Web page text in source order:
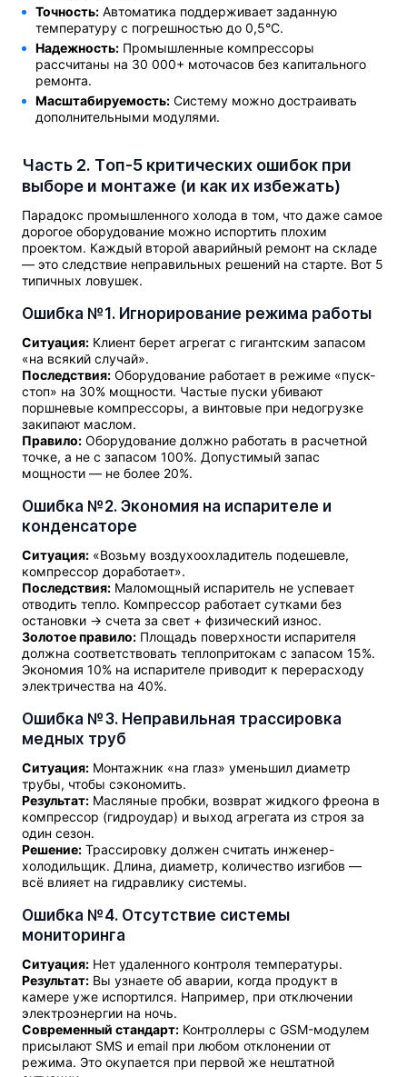
Точность: Автоматика поддерживает заданную
температуру с погрешностью до 0,5°C.
Надежность: Промышленные компрессоры
рассчитаны на 30 000+ моточасов без капитального
ремонта.
Масштабируемость: Систему можно достраивать
дополнительными модулями.
Часть 2. Топ-5 критических ошибок при
выборе и монтаже (и как их избежать)
Парадокс промышленного холода в том, что даже самое
дорогое оборудование можно испортить плохим
проектом. Каждый второй аварийный ремонт на складе
— это следствие неправильных решений на старте. Вот 5
типичных ловушек.
Ошибка №1. Игнорирование режима работы
Ситуация: Клиент берет агрегат с гигантским запасом
«на всякий случай».
Последствия: Оборудование работает в режиме «пуск-
стоп» на 30% мощности. Частые пуски убивают
поршневые компрессоры, а винтовые при недогрузке
закипают маслом.
Правило: Оборудование должно работать в расчетной
точке, а не с запасом 100%. Допустимый запас
мощности — не более 20%.
Ошибка №2. Экономия на испарителе и
конденсаторе
Ситуация: «Возьму воздухоохладитель подешевле,
компрессор доработает».
Последствия: Маломощный испаритель не успевает
отводить тепло. Компрессор работает сутками без
остановки → счета за свет + физический износ.
Золотое правило: Площадь поверхности испарителя
должна соответствовать теплопритокам с запасом 15%.
Экономия 10% на испарителе приводит к перерасходу
электричества на 40%.
Ошибка №3. Неправильная трассировка
медных труб
Ситуация: Монтажник «на глаз» уменьшил диаметр
трубы, чтобы сэкономить.
Результат: Масляные пробки, возврат жидкого фреона в
компрессор (гидроудар) и выход агрегата из строя за
один сезон.
Решение: Трассировку должен считать инженер-
холодильщик. Длина, диаметр, количество изгибов —
всё влияет на гидравлику системы.
Ошибка №4. Отсутствие системы
мониторинга
Ситуация: Нет удаленного контроля температуры.
Результат: Вы узнаете об аварии, когда продукт в
камере уже испортился. Например, при отключении
электроэнергии на ночь.
Современный стандарт: Контроллеры с GSM-модулем
присылают SMS и email при любом отклонении от
режима. Это окупается при первой же нештатной